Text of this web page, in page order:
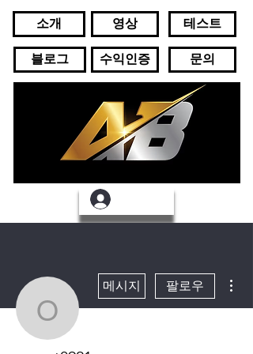
소개 영상
수익인증
테스트
문의
블로그
omyut0921
메시지 팔로우